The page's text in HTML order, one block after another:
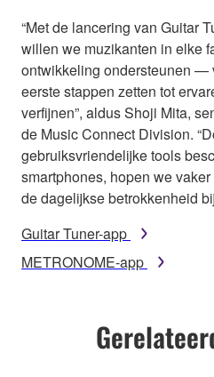
“Met de lancering van Guitar
willen we muzikanten in elke
ontwikkeling ondersteunen —
eerste stappen zetten tot
verfijnen”, aldus Shoji Mita,
de Music Connect Division.
gebruiksvriendelijke tools
smartphones, hopen we
de dagelijkse betrokkenheid
Guitar Tuner-app
METRONOME-app